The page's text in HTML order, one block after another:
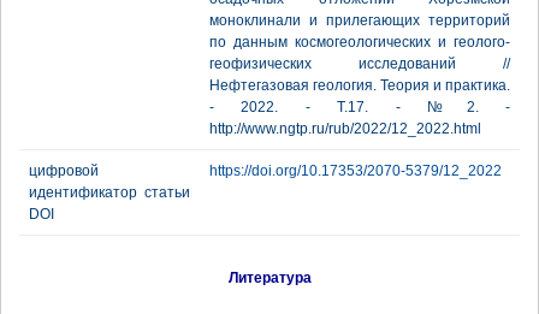
моноклинали и прилегающих территорий
по данным космогеологических и геолого-
геофизических исследований //
Нефтегазовая геология. Теория и практика.
- 2022. - Т.17. - №2. -
http://www.ngtp.ru/rub/2022/12_2022.html
цифровой
идентификатор статьи
DOI
https://doi.org/10.17353/2070-5379/12_2022
Литература